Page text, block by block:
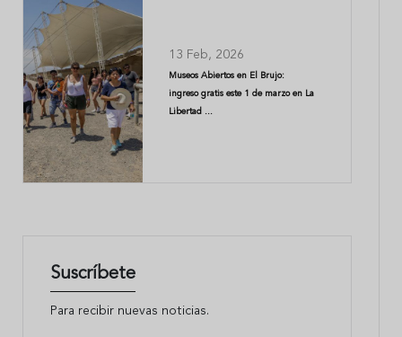
13 Feb, 2026
Museos Abiertos en El Brujo:
ingreso gratis este 1 de marzo en La
Libertad ...
Suscríbete
Para recibir nuevas noticias.